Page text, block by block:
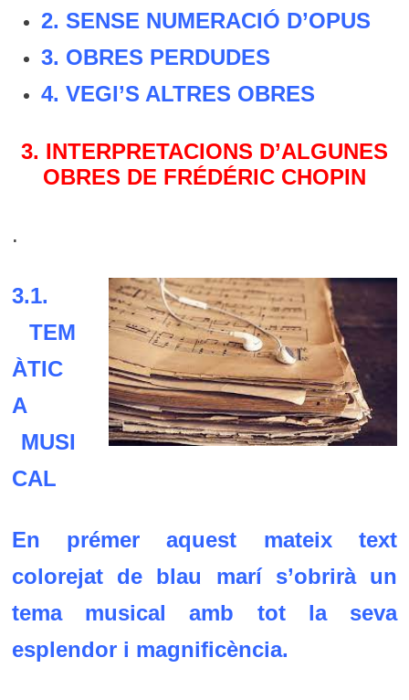
2. SENSE NUMERACIÓ D’OPUS
3. OBRES PERDUDES
4. VEGI’S ALTRES OBRES
3. INTERPRETACIONS D’ALGUNES
OBRES DE FRÉDÉRIC CHOPIN
.
3.1.
TEM
ÀTIC
A
MUSI
CAL
En prémer aquest mateix text
colorejat de blau marís’obrirà un
tema musical amb tot la seva
esplendor i magnificència.